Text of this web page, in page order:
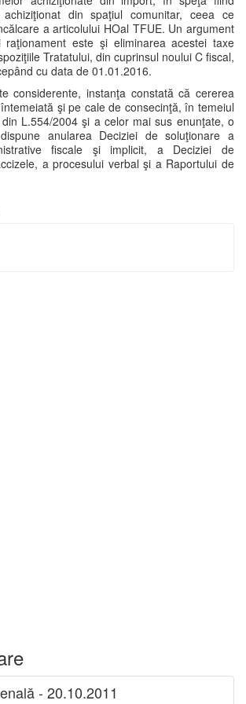
din spaţiul comunitar, ceea ce
a articolului HOal TFUE. Un argument
este şi eliminarea acestei taxe
Tratatului, din cuprinsul noului C fiscal,
cu data de 01.01.2016.
considerente, instanţa constată că cererea
şi pe cale de consecinţă, în temeiul
L.554/2004 şi a celor mai sus enunţate, o
anularea Deciziei de soluţionare a
fiscale şi implicit, a Deciziei de
a procesului verbal şi a Raportului de
- 20.10.2011